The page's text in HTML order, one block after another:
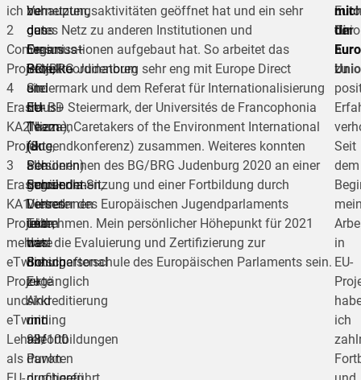
ich
2
Comenius
Projekte,
4
Erasmus+
KA2
Projekte,
3
Erasmus+
KA1
Projekte,
mehrere
eTwinning
Projekte
und
eTwinning
Lehrerfortbildungen
als
behaupten,
dass
Erasmus+
Projekte
und
EU-
Themen
für
alle
SchülerInnen,
LehrerInnen
und
das
Schulpersonal
zugänglich
sind
und
alle
davon
zu
den
E+
Schulkoordinatoren
ein
EU
Team
(8
Personen)
gegründet.
Dieses
Team
hat
die
E+
Akkreditierung
mit
93/100
Punkten
Vernetzungsaktivitäten geöffnet hat und ein sehr
gutes Netz zu anderen Institutionen und
Organisationen aufgebaut hat. So arbeitet das
BG/BRG Judenburg sehr eng mit Europe Direct
Steiermark und dem Referat für Internationalisierung
der BD Steiermark, der Universités de Francophonia
(Nizza), Caretakers of the Environment International
(Jugendkonferenz) zusammen. Weiteres konnten
SchülerInnen des BG/BRG Judenburg 2020 an einer
Euroscola-Sitzung und einer Fortbildung durch
Vertreter des Europäischen Jugendparlaments
teilnehmen. Mein persönlicher Höhepunkt für 2021
wird die Evaluierung und Zertifizierung zur
Botschafterschule des Europäischen Parlaments sein.
mit
der
nur
zu
Seit
dem
in
EU-
ich
für